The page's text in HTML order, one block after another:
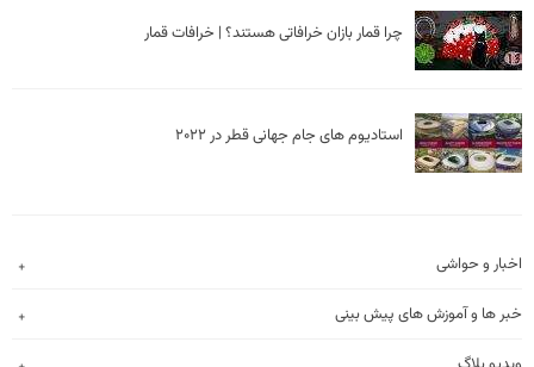
چرا قمار بازان خرافاتی هستند؟ | خرافات قمار
استادیوم های جام جهانی قطر در 2022
اخبار و حواشی
خبر ها و آموزش های پیش بینی